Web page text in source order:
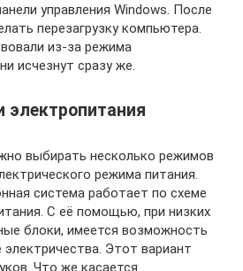
управления Windows. После
перезагрузку компьютера.
из-за режима
исчезнут сразу же.
выбирать несколько режимов
режима питания.
система работает по схеме
С её помощью, при низких
блоки, имеется возможность
Этот вариант
Что же касается